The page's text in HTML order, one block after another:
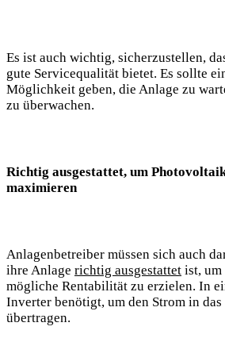
Es ist auch wichtig, sicherzustellen,
gute Servicequalität bietet. Es sollte
Möglichkeit geben, die Anlage zu
zu überwachen.
Richtig ausgestattet, um
maximieren
Anlagenbetreiber müssen sich auch
ihre Anlage richtig ausgestattet ist,
mögliche Rentabilität zu erzielen. In
Inverter benötigt, um den Strom in
übertragen.